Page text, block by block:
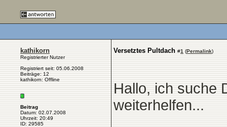
kathikorn
Registrierter Nutzer
Registriert seit: 05.06.2008
Beiträge: 12
kathikorn: Offline
Beitrag
Datum: 02.07.2008
Uhrzeit: 20:49
ID: 29585
Versetztes Pultdach #1 (Permalink)
Hallo, ich suche
weiterhelfen...